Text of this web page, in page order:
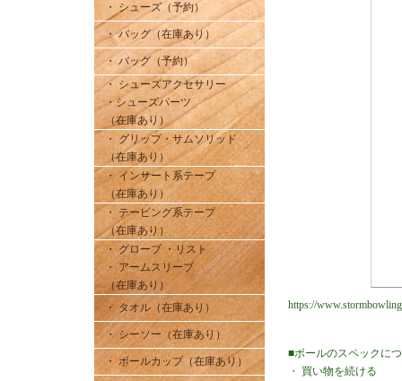
・ シューズ（予約）
・ バッグ（在庫あり）
・ バッグ（予約）
・ シューズアクセサリー
・シューズパーツ
（在庫あり）
・ グリップ・サムソリッド
（在庫あり）
・ インサート系テープ
（在庫あり）
・ テーピング系テープ
（在庫あり）
・ グローブ ・リスト
・ アームスリーブ
（在庫あり）
・ タオル（在庫あり）
・ シーソー（在庫あり）
・ ボールカップ（在庫あり）
https://
■ボールのスペックに
・ 買い物を続ける